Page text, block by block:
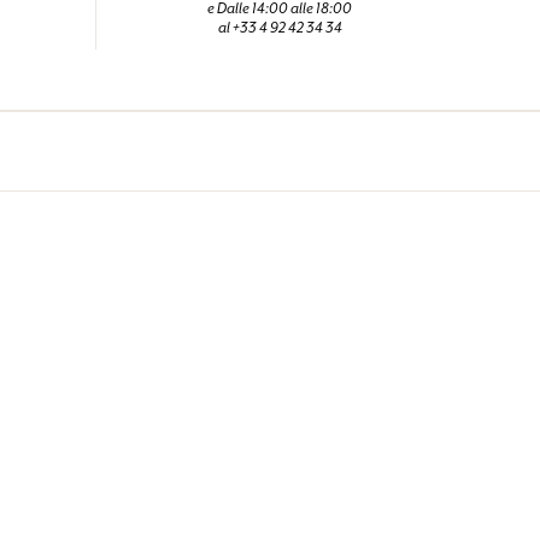
e Dalle 14:00 alle 18:00
al +33 4 92 42 34 34